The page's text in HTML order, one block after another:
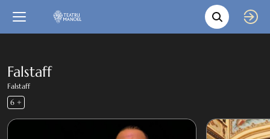
Movie
Back
Language
Close
In English
Falstaff
Falstaff
6 +